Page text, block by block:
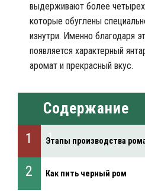
выдерживают более
которые обуглены
изнутри. Именно благодаря
появляется характерный
аромат и прекрасный вкус.
Содержание
Этапы производства
Как пить черный ром